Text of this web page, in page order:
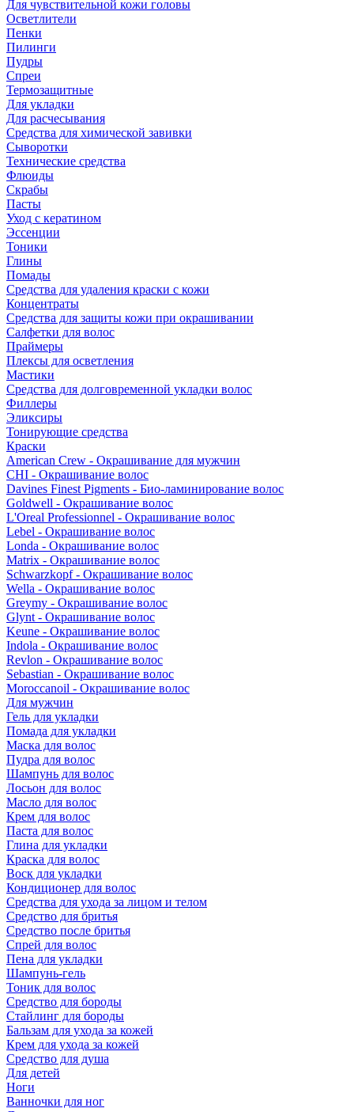
Для чувствительной кожи головы
Осветлители
Пенки
Пилинги
Пудры
Спреи
Термозащитные
Для укладки
Для расчесывания
Средства для химической завивки
Сыворотки
Технические средства
Флюиды
Скрабы
Пасты
Уход с кератином
Эссенции
Тоники
Глины
Помады
Средства для удаления краски с кожи
Концентраты
Средства для защиты кожи при окрашивании
Салфетки для волос
Праймеры
Плексы для осветления
Мастики
Средства для долговременной укладки волос
Филлеры
Эликсиры
Тонирующие средства
Краски
American Crew - Окрашивание для мужчин
CHI - Окрашивание волос
Davines Finest Pigments - Био-ламинирование волос
Goldwell - Окрашивание волос
L'Oreal Professionnel - Окрашивание волос
Lebel - Окрашивание волос
Londa - Окрашивание волос
Matrix - Окрашивание волос
Schwarzkopf - Окрашивание волос
Wella - Окрашивание волос
Greymy - Окрашивание волос
Glynt - Окрашивание волос
Keune - Окрашивание волос
Indola - Окрашивание волос
Revlon - Окрашивание волос
Sebastian - Окрашивание волос
Moroccanoil - Окрашивание волос
Для мужчин
Гель для укладки
Помада для укладки
Маска для волос
Пудра для волос
Шампунь для волос
Лосьон для волос
Масло для волос
Крем для волос
Паста для волос
Глина для укладки
Краска для волос
Воск для укладки
Кондиционер для волос
Средства для ухода за лицом и телом
Средство для бритья
Средство после бритья
Спрей для волос
Пена для укладки
Шампунь-гель
Тоник для волос
Средство для бороды
Стайлинг для бороды
Бальзам для ухода за кожей
Крем для ухода за кожей
Средство для душа
Для детей
Ноги
Ванночки для ног